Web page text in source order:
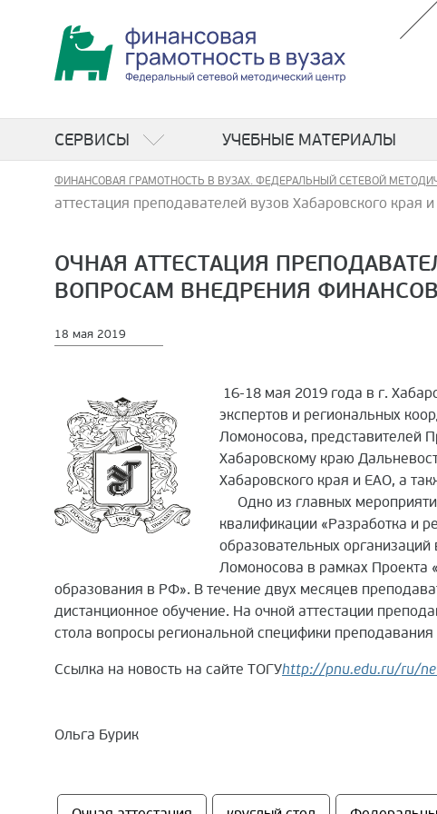
СЕРВИСЫ УЧЕБНЫЕ МАТЕРИАЛЫ
ФИНАНСОВАЯ ГРАМОТНОСТЬ В ВУЗАХ. ФЕДЕРАЛЬНЫЙ СЕТЕВОЙ
аттестация преподавателей вузов Хабаровского
ОЧНАЯ АТТЕСТАЦИЯ
ВОПРОСАМ ВНЕДРЕНИЯ
18 мая 2019
16-18 мая 2019 года в г.
экспертов и региональных
Ломоносова, представителей
Хабаровскому краю
Хабаровского края и ЕАО, а
Одно из главных
квалификации «Разработка и
образовательных
Ломоносова в рамках Проекта
образования в РФ». В течение двух месяцев
дистанционное обучение. На очной аттестации
стола вопросы региональной специфики
Ссылка на новость на сайте ТОГУhttp://pnu.edu.ru/ru/
Ольга Бурик